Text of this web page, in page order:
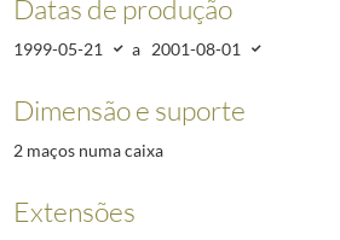
Datas de produção
1999-05-21 a 2001-08-01
Dimensão e suporte
2 maços numa caixa
Extensões